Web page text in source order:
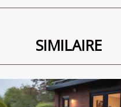
SIMILAIRE